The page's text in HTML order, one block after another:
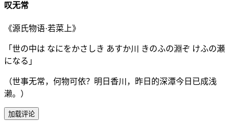
叹无常
《源氏物语·若菜上》
「世の中は なにをかさしき あすか川 きのふの淵ぞ けふの瀬
になる」
（世事无常，何物可依？明日香川，昨日的深潭今日已成浅
濑。）
加载评论